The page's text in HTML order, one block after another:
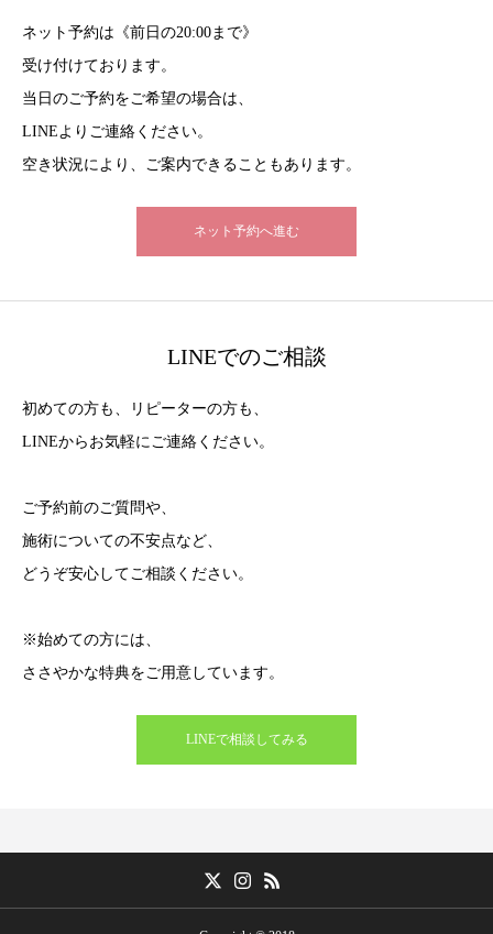
ネット予約は《前日の20:00まで》
受け付けております。
当日のご予約をご希望の場合は、
LINEよりご連絡ください。
空き状況により、ご案内できることもあります。
ネット予約へ進む
LINEでのご相談
初めての方も、リピーターの方も、
LINEからお気軽にご連絡ください。
ご予約前のご質問や、
施術についての不安点など、
どうぞ安心してご相談ください。
※始めての方には、
ささやかな特典をご用意しています。
LINEで相談してみる